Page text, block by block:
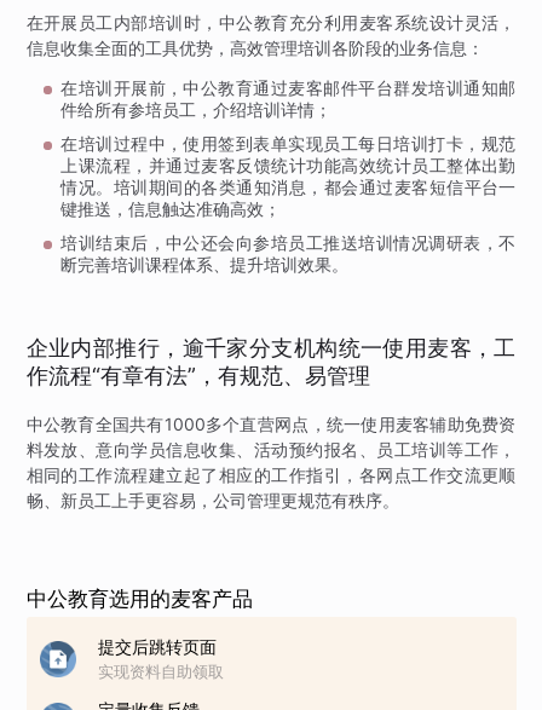
在开展员工内部培训时，中公教育充分利用麦客系统设计灵活，
信息收集全面的工具优势，高效管理培训各阶段的业务信息：
在培训开展前，中公教育通过麦客邮件平台群发培训通知邮
件给所有参培员工，介绍培训详情；
在培训过程中，使用签到表单实现员工每日培训打卡，规范
上课流程，并通过麦客反馈统计功能高效统计员工整体出勤
情况。培训期间的各类通知消息，都会通过麦客短信平台一
键推送，信息触达准确高效；
培训结束后，中公还会向参培员工推送培训情况调研表，不
断完善培训课程体系、提升培训效果。
企业内部推行，逾千家分支机构统一使用麦客，工
作流程“有章有法”，有规范、易管理
中公教育全国共有1000多个直营网点，统一使用麦客辅助免费资
料发放、意向学员信息收集、活动预约报名、员工培训等工作，
相同的工作流程建立起了相应的工作指引，各网点工作交流更顺
畅、新员工上手更容易，公司管理更规范有秩序。
中公教育选用的麦客产品
提交后跳转页面
实现资料自助领取